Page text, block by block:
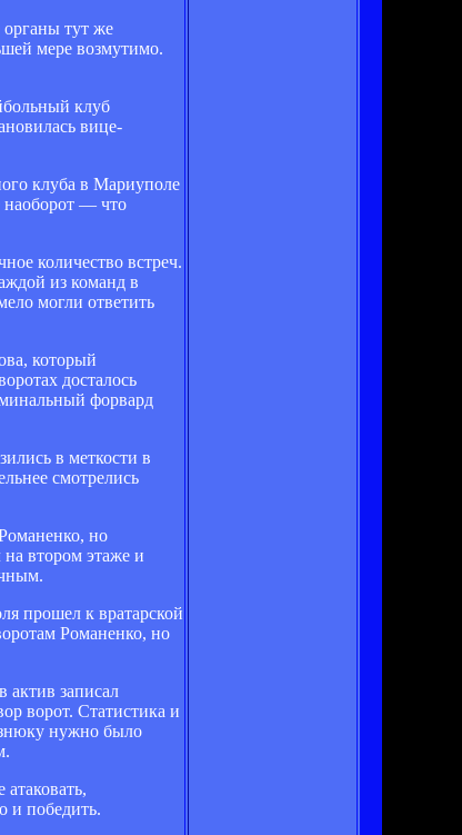
органы тут же
мере возмутимо.
клуб
вице-
клуба в Мариуполе
наоборот — что
количество встреч.
из команд в
могли ответить
который
досталось
форвард
в меткости в
смотрелись
но
втором этаже и
прошел к вратарской
Романенко, но
актив записал
ворот. Статистика и
нужно было
и победить.